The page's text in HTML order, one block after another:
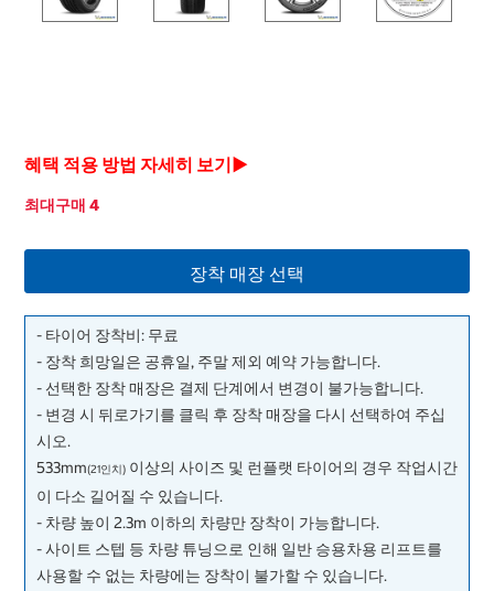
혜택 적용 방법 자세히 보기▶
최대구매 4
장착 매장 선택
- 타이어 장착비: 무료
- 장착 희망일은 공휴일, 주말 제외 예약 가능합니다.
- 선택한 장착 매장은 결제 단계에서 변경이 불가능합니다.
- 변경 시 뒤로가기를 클릭 후 장착 매장을 다시 선택하여 주십
시오.
533mm(21인치) 이상의 사이즈 및 런플랫 타이어의 경우 작업시간
이 다소 길어질 수 있습니다.
- 차량 높이 2.3m 이하의 차량만 장착이 가능합니다.
- 사이트 스텝 등 차량 튜닝으로 인해 일반 승용차용 리프트를
사용할 수 없는 차량에는 장착이 불가할 수 있습니다.